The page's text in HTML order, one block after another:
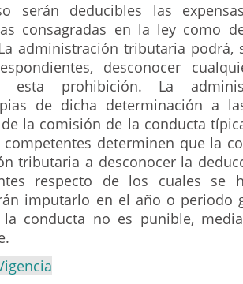
serán deducibles las
consagradas en la ley como
administración tributaria podrá,
desconocer
esta prohibición. La
de dicha determinación a
la comisión de la conducta
competentes determinen que la
tributaria a desconocer la
respecto de los cuales se
imputarlo en el año o periodo
conducta no es punible,